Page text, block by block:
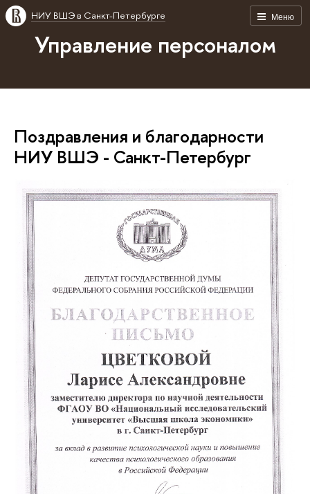
Меню
НИУ ВШЭ в Санкт-Петербурге
Управление персоналом
Поздравления и благодарности
НИУ ВШЭ - Санкт-Петербург